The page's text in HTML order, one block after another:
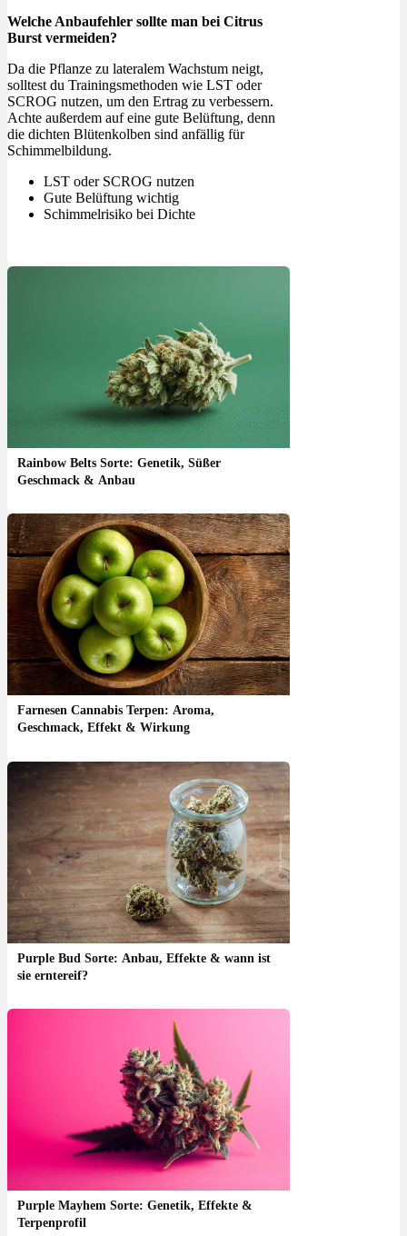
Welche Anbaufehler sollte man bei Citrus
Burst vermeiden?
Da die Pflanze zu lateralem Wachstum neigt,
solltest du Trainingsmethoden wie LST oder
SCROG nutzen, um den Ertrag zu verbessern.
Achte außerdem auf eine gute Belüftung, denn
die dichten Blütenkolben sind anfällig für
Schimmelbildung.
LST oder SCROG nutzen
Gute Belüftung wichtig
Schimmelrisiko bei Dichte
Rainbow Belts Sorte: Genetik, Süßer
Geschmack & Anbau
Farnesen Cannabis Terpen: Aroma,
Geschmack, Effekt & Wirkung
Purple Bud Sorte: Anbau, Effekte & wann ist
sie erntereif?
Purple Mayhem Sorte: Genetik, Effekte &
Terpenprofil